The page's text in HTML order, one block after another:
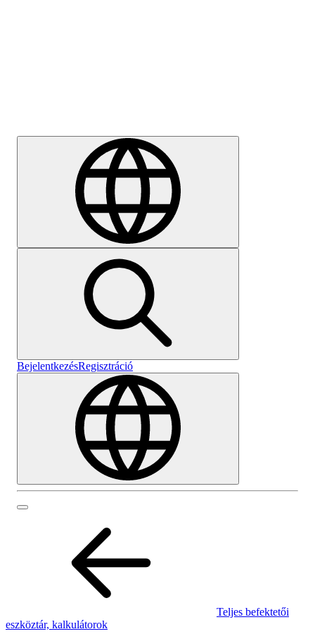
BejelentkezésRegisztráció
Teljes befektetői
eszköztár, kalkulátorok